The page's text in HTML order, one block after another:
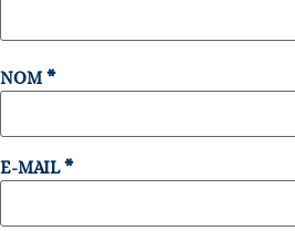
NOM*
E-MAIL*